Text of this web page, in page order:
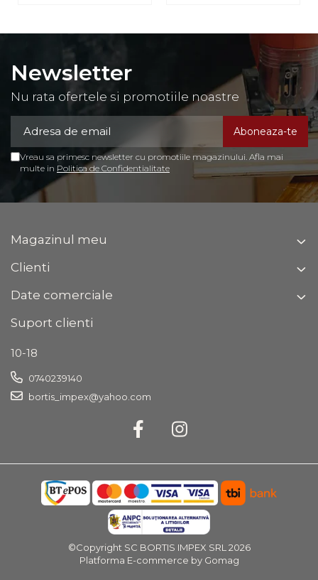
Newsletter
Nu rata ofertele si promotiile noastre
Vreau sa primesc newsletter cu promotiile magazinului. Afla mai
multe in Politica de Confidentialitate
Magazinul meu
Clienti
Date comerciale
Suport clienti
10-18
0740239140
bortis_impex@yahoo.com
©Copyright SC BORTIS IMPEX SRL 2026
Platforma E-commerce by Gomag